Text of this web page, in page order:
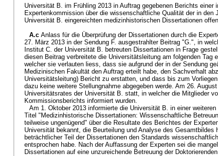
Universität B. im Frühling 2013 in Auftrag gegebenen Berichts einer
Expertenkommission über die wissenschaftliche Qualität der in den
Universität B. eingereichten medizinhistorischen Dissertationen
A.c Anlass für die Überprüfung der Dissertationen durch die
27. März 2013 in der Sendung F. ausgestrahlter Beitrag "G.", in
Institut C. der Universität B. betreuten Dissertationen in Frage
diesen Beitrag verbreitete die Universitätsleitung am folgenden Tag
welcher sie verlauten liess, dass sie aufgrund der in der Sendung
Medizinischen Fakultät den Auftrag erteilt habe, den Sachverhalt
Universitätsleitung) Bericht zu erstatten, und dass bis zum
dazu keine weitere Stellungnahme abgegeben werde. Am 26.
Universitätsrates der Universität B. statt, in welcher die Mitglieder
Kommissionsberichts informiert wurden.
Am 1. Oktober 2013 informierte die Universität B. in einer
Titel "Medizinhistorische Dissertationen: Wissenschaftliche
teilweise ungenügend" über die Resultate des Berichtes der
Universität bekannt, die Beurteilung und Analyse des Gesamtbildes
beträchtlicher Teil der Dissertationen den Standards
entsprochen habe. Nach der Auffassung der Experten sei die
Dissertationen auf eine unzureichende Betreuung der